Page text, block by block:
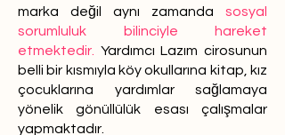
marka değil aynı zamanda sosyal
sorumluluk bilinciyle hareket
etmektedir.
Yardımcı Lazım cirosunun
belli bir kısmıyla köy okullarına kitap, kız
çocuklarına yardımlar sağlamaya
yönelik gönüllülük esası çalışmalar
yapmaktadır.